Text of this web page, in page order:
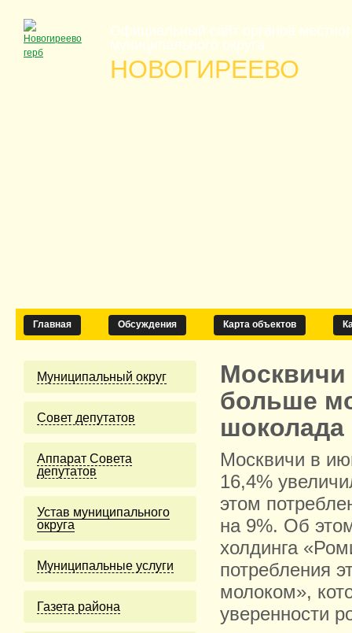
Официальный сайт органов
муниципального округа
НОВОГИРЕЕВО
Главная Обсуждения Карта объектов
Муниципальный округ
Cовет депутатов
Аппарат Совета
депутатов
Устав муниципального
округа
Муниципальные услуги
Газета района
Москвичи
больше
шоколада
Москвичи в
16,4%
этом
на 9%. Об
холдинга
потребления
молоком»,
уверенности